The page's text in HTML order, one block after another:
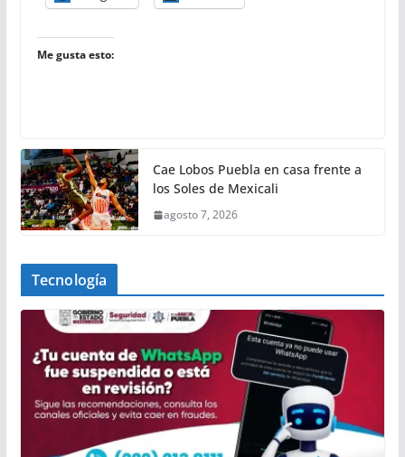
Me gusta esto:
Cae Lobos Puebla en casa frente a
los Soles de Mexicali
agosto 7, 2026
Tecnología